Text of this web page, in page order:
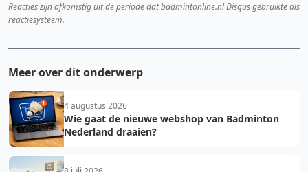
Reacties zijn afkomstig uit de periode dat badmintonline.nl Disqus gebruikte als
reactiesysteem.
Meer over dit onderwerp
4 augustus 2026
Wie gaat de nieuwe webshop van Badminton
Nederland draaien?